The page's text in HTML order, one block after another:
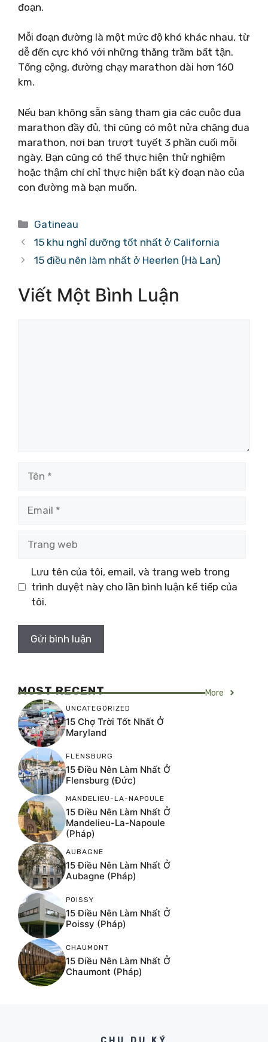
đoạn.
Mỗi đoạn đường là một mức độ khó khác nhau, từ
dễ đến cực khó với những thăng trầm bất tận.
Tổng cộng, đường chạy marathon dài hơn 160
km.
Nếu bạn không sẵn sàng tham gia các cuộc đua
marathon đầy đủ, thì cũng có một nửa chặng đua
marathon, nơi bạn trượt tuyết 3 phần cuối mỗi
ngày. Bạn cũng có thể thực hiện thử nghiệm
hoặc thậm chí chỉ thực hiện bất kỳ đoạn nào của
con đường mà bạn muốn.
Danh
mục
Gatineau
15 khu nghỉ dưỡng tốt nhất ở California
15 điều nên làm nhất ở Heerlen (Hà Lan)
Viết Một Bình Luận
Lưu tên của tôi, email, và trang web trong
trình duyệt này cho lần bình luận kế tiếp của
tôi.
MOST RECENT More
UNCATEGORIZED
15 Chợ Trời Tốt Nhất Ở
Maryland
FLENSBURG
15 Điều Nên Làm Nhất Ở
Flensburg (Đức)
MANDELIEU-LA-NAPOULE
15 Điều Nên Làm Nhất Ở
Mandelieu-La-Napoule
(Pháp)
AUBAGNE
15 Điều Nên Làm Nhất Ở
Aubagne (Pháp)
POISSY
15 Điều Nên Làm Nhất Ở
Poissy (Pháp)
CHAUMONT
15 Điều Nên Làm Nhất Ở
Chaumont (Pháp)